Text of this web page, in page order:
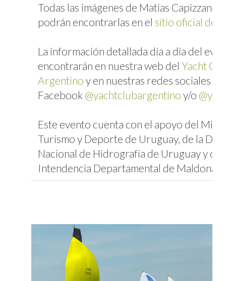
Todas las imágenes de Matías Capizzano
podrán encontrarlas en el sitio oficial del
La información detallada día a día del
encontrarán en nuestra web del Yacht
Argentino y en nuestras redes sociales
Facebook @yachtclubargentino y/o
Este evento cuenta con el apoyo del
Turismo y Deporte de Uruguay, de la
Nacional de Hidrografía de Uruguay y de
Intendencia Departamental de